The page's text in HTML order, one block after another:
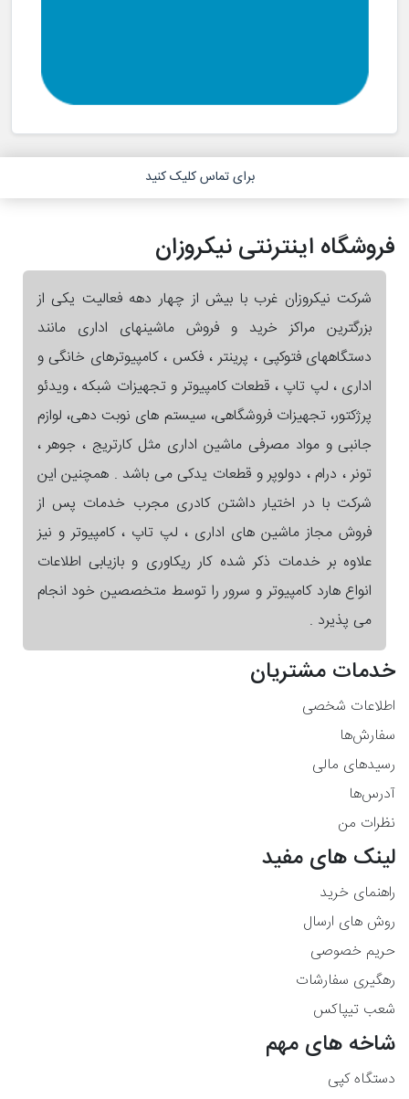
برای تماس کلیک کنید
فروشگاه اینترنتی نیکروزان
شرکت نیکروزان غرب با بیش از چهار دهه فعالیت یکی از
بزرگترین مراکز خرید و فروش ماشینهای اداری مانند
دستگاههای فتوکپی ، پرینتر ، فکس ، کامپیوترهای خانگی و
اداری ، لپ تاپ ، قطعات کامپیوتر و تجهیزات شبکه ، ویدئو
پرژکتور، تجهیزات فروشگاهی، سیستم های نوبت دهی، لوازم
جانبی و مواد مصرفی ماشین اداری مثل کارتریج ، جوهر ،
تونر ، درام ، دولوپر و قطعات یدکی می باشد . همچنین این
شرکت با در اختیار داشتن کادری مجرب خدمات پس از
فروش مجاز ماشین های اداری ، لپ تاپ ، کامپیوتر و نیز
علاوه بر خدمات ذکر شده کار ریکاوری و بازیابی اطلاعات
انواع هارد کامپیوتر و سرور را توسط متخصصین خود انجام
می پذیرد .
خدمات مشتریان
اطلاعات شخصی
سفارش‌ها
رسیدهای مالی
آدرس‌ها
نظرات من
لینک های مفید
راهنمای خرید
روش های ارسال
حریم خصوصی
رهگیری سفارشات
شعب تیپاکس
شاخه های مهم
دستگاه کپی